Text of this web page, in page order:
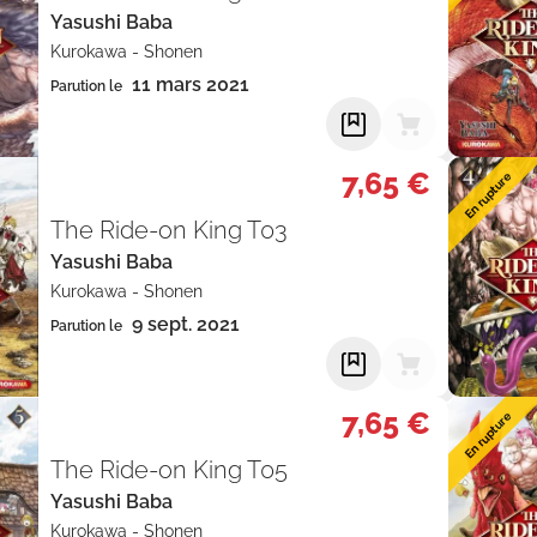
Yasushi Baba
Kurokawa - Shonen
Parution le 11 mars 2021
7,65 €
The Ride-on King T03
Yasushi Baba
Kurokawa - Shonen
Parution le 9 sept. 2021
En rupture
7,65 €
The Ride-on King T05
Yasushi Baba
Kurokawa - Shonen
En rupture